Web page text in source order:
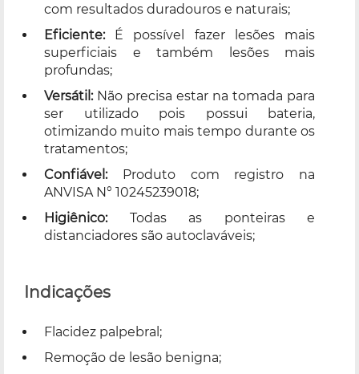
com resultados duradouros e naturais;
Eficiente:É possível fazer lesões mais
superficiais e também lesões mais
profundas;
Versátil:Não precisa estar na tomada para
ser utilizado pois possui bateria,
otimizando muito mais tempo durante os
tratamentos;
Confiável:Produto com registro na
ANVISA N° 10245239018;
Higiênico:Todas as ponteiras e
distanciadores são autoclaváveis;
Indicações
Flacidez palpebral;
Remoção de lesão benigna;